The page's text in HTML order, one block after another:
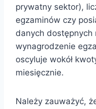
prywatny sektor),
egzaminów czy
danych dostępnych
wynagrodzenie
oscyluje wokół
miesięcznie.
Należy zauważyć,